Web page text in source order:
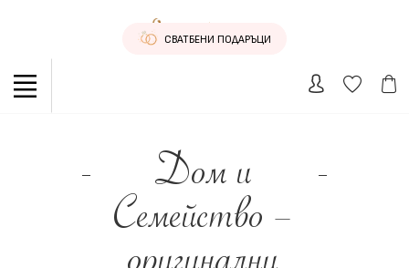
СВАТБЕНИ ПОДАРЪЦИ
Дом и
Семейство –